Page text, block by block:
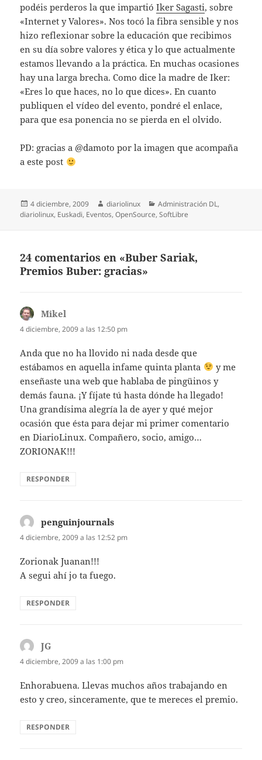
podéis perderos la que impartióIker Sagasti, sobre
«Internet y Valores». Nos tocó la fibra sensible y nos
hizo reflexionar sobre la educación que recibimos
en su día sobre valores y ética y lo que actualmente
estamos llevando a la práctica. En muchas ocasiones
hay una larga brecha. Como dice la madre de Iker:
«Eres lo que haces, no lo que dices». En cuanto
publiquen el vídeo del evento, pondré el enlace,
para que esa ponencia no se pierda en el olvido.
PD: gracias a @damoto por la imagen que acompaña
a este post
Publicado
el
4 diciembre, 2009 Autor
diariolinux Categorías
Administración DL,
diariolinux, Euskadi, Eventos,OpenSource,SoftLibre
24 comentarios en «Buber Sariak,
Premios Buber: gracias»
Mikel
4 diciembre, 2009 a las 12:50 pm
Anda que no ha llovido ni nada desde que
estábamos en aquella infame quinta planta
y me
enseñaste una web que hablaba de pingüinos y
demás fauna. ¡Y fíjate tú hasta dónde ha llegado!
Una grandísima alegría la de ayer y qué mejor
ocasión que ésta para dejar mi primer comentario
en DiarioLinux. Compañero, socio, amigo…
ZORIONAK!!!
RESPONDER
penguinjournals
4 diciembre, 2009 a las 12:52 pm
Zorionak Juanan!!!
A segui ahí jo ta fuego.
RESPONDER
JG
4 diciembre, 2009 a las 1:00 pm
Enhorabuena. Llevas muchos años trabajando en
esto y creo, sinceramente, que te mereces el premio.
RESPONDER